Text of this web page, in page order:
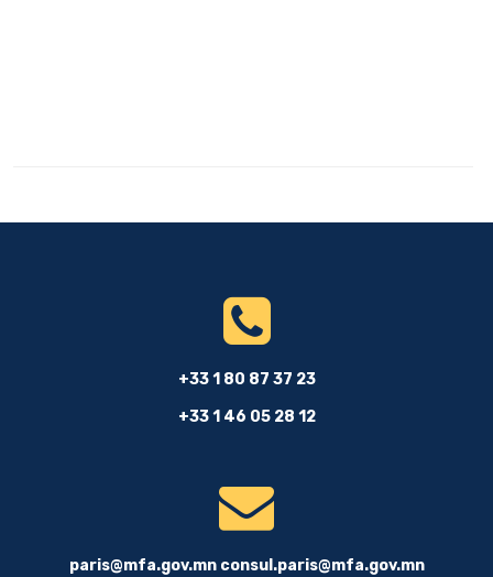
+33 1 80 87 37 23
+33 1 46 05 28 12
paris@mfa.gov.mn consul.paris@mfa.gov.mn